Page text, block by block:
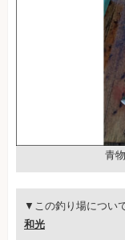
青
▼この釣り場につい
和光